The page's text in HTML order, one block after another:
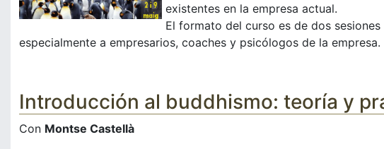
existentes en la empresa actual.
El formato del curso es de dos
especialmente a empresarios, coaches y psicólogos de la empresa.
Introducción al buddhismo: teoría y
Con Montse Castellà